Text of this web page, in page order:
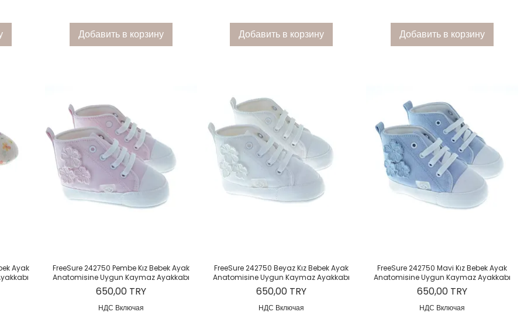
Добавить в корзину Добавить в корзину Добавить в корзину
Ayak
Быстрый просмотр
FreeSure 242750 Pembe Kız Bebek Ayak
Anatomisine Uygun Kaymaz Ayakkabı
Цена
650,00 TRY
НДС Включая
Быстрый просмотр
FreeSure 242750 Beyaz Kız Bebek Ayak
Anatomisine Uygun Kaymaz Ayakkabı
Цена
650,00 TRY
НДС Включая
Быстрый просмотр
FreeSure 242750 Mavi Kız Bebek Ayak
Anatomisine Uygun Kaymaz Ayakkabı
Цена
650,00 TRY
НДС Включая